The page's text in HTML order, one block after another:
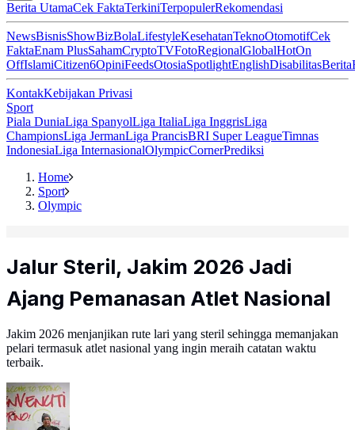
Berita UtamaCek FaktaTerkiniTerpopulerRekomendasi
NewsBisnisShowBizBolaLifestyleKesehatanTeknoOtomotifCek
FaktaEnam PlusSahamCryptoTVFotoRegionalGlobalHotOn
OffIslamiCitizen6OpiniFeedsOtosiaSpotlightEnglishDisabilitasBerita
KontakKebijakan Privasi
Sport
Piala DuniaLiga SpanyolLiga ItaliaLiga InggrisLiga
ChampionsLiga JermanLiga PrancisBRI Super LeagueTimnas
IndonesiaLiga InternasionalOlympicCornerPrediksi
Home
Sport
Olympic
Jalur Steril, Jakim 2026 Jadi
Ajang Pemanasan Atlet Nasional
Jakim 2026 menjanjikan rute lari yang steril sehingga memanjakan
pelari termasuk atlet nasional yang ingin meraih catatan waktu
terbaik.